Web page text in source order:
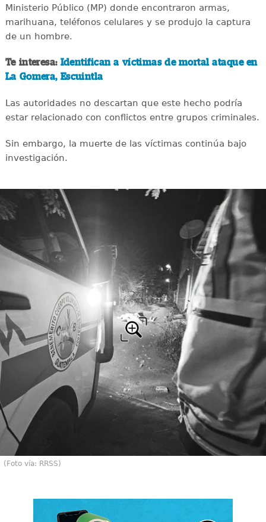
Ministerio Público (MP) donde encontraron armas,
marihuana, teléfonos celulares y se produjo la captura
de un hombre.
Te interesa: Identifican a víctimas de mortal ataque en
La Gomera, Escuintla
Las autoridades no descartan que este hecho podría
estar relacionado con conflictos entre grupos criminales.
Sin embargo, la muerte de las víctimas continúa bajo
investigación.
(Foto vía: RRSS)